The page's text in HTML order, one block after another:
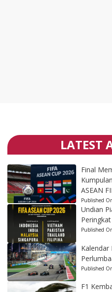
LATEST
Final
ASEAN
Published
Undian
Published
Kalendar
Published
F1